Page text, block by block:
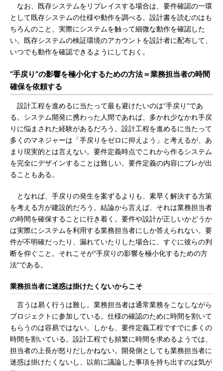
なお、既存システムをリプレイスする場合は、要件確認の一環
として既存システムの仕様や動作を調べる。設計書を読むのはも
ちろんのこと、実際にシステムを触って細微な動作を確認した
い。既存システムの検証環境のアカウントを設計者に配布して、
いつでも動作を確認できるようにしておく。
“手戻り”の影響を極小化するための方法＝業務担当者の時間
確保を依頼する
設計工程を進めるに当たって最も避けたいのは“手戻り”であ
る。システム開発に携わった人間であれば、多かれ少なかれ手戻
りに悩まされた経験があるだろう。設計工程を進めるに当たって
多くのマネジャーは「手戻りをゼロに抑えよう」と考えるが、あ
まり現実的とは言えない。要件定義時点でこれから作るシステム
を完全にデザインすることは難しい。要件定義の内容にブレが出
ることもある。
となれば、手戻りの発生を案ずるよりも、素早く解決する方策
を考える方が建設的だろう。結論から言えば、それは業務担当者
の時間を確保することに行き着く。要件や設計が正しいかどうか
は実際にシステムを利用する業務担当者にしか答えられない。要
件が不明確だったり、漏れていたりした場合に、すぐに彼らの判
断を仰ぐこと。それこそが“手戻りの影響を極小化するための方
法”である。
業務担当者に迷惑は掛けたくないからこそ
言うは易く行うは難し。業務担当者は通常業務をこなしながら
プロジェクトに参加している。仕様の確認のために時間を割いて
もらうのは容易ではない。しかも、要件定義工程ですでに多くの
時間を割いている。設計工程でも頻繁に時間を求めるようでは、
担当者の上長が怒りだしかねない。開発側としても業務担当者に
迷惑は掛けたくないし、以前に議論した事項を持ち出すのは気が